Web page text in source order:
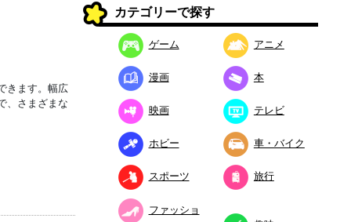
きます。幅広
、さまざまな
カテゴリーで探す
ゲーム アニメ
漫画 本
映画 テレビ
ホビー 車・バイク
スポーツ 旅行
ファッショ